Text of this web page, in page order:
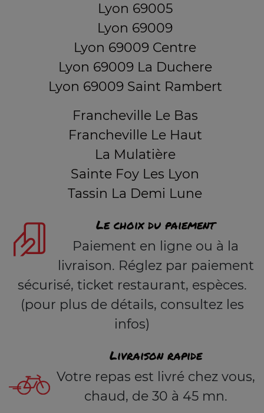
Lyon 69005
Lyon 69009
Lyon 69009 Centre
Lyon 69009 La Duchere
Lyon 69009 Saint Rambert
Francheville Le Bas
Francheville Le Haut
La Mulatière
Sainte Foy Les Lyon
Tassin La Demi Lune
Le choix du paiement
Paiement en ligne ou à la
livraison. Réglez par paiement
sécurisé, ticket restaurant, espèces.
(pour plus de détails, consultez les
infos)
Livraison rapide
Votre repas est livré chez vous,
chaud, de 30 à 45 mn.